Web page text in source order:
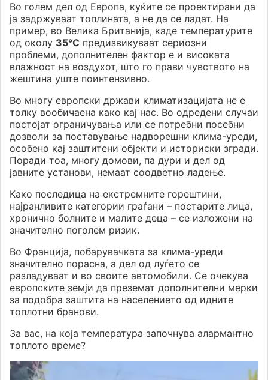
Во голем дел од Европа, куќите се проектирани да
ја задржуваат топлината, а не да се ладат. На
пример, во Велика Британија, каде температурите
од околу 35°C предизвикуваат сериозни
проблеми, дополнителен фактор е и високата
влажност на воздухот, што го прави чувството на
жештина уште поинтензивно.
Во многу европски држави климатизацијата не е
толку вообичаена како кај нас. Во одредени случаи
постојат ограничувања или се потребни посебни
дозволи за поставување надворешни клима-уреди,
особено кај заштитени објекти и историски згради.
Поради тоа, многу домови, па дури и дел од
јавните установи, немаат соодветно ладење.
Како последица на екстремните горештини,
најранливите категории граѓани – постарите лица,
хронично болните и малите деца – се изложени на
значително поголем ризик.
Во Франција, побарувачката за клима-уреди
значително порасна, а дел од луѓето се
разладуваат и во своите автомобили. Се очекува
европските земји да преземат дополнителни мерки
за подобра заштита на населението од идните
топлотни бранови.
За вас, на која температура започнува алармантно
топлото време?